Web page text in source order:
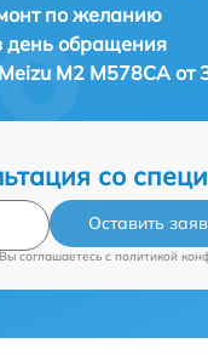
по желанию
день обращения
M2 M578CA от
со
Оставить
соглашаетесь c политикой